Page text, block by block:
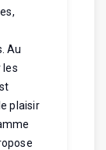
Au
les
plaisir